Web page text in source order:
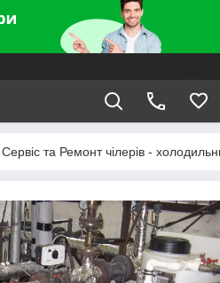
Сервіс та Ремонт чілерів -